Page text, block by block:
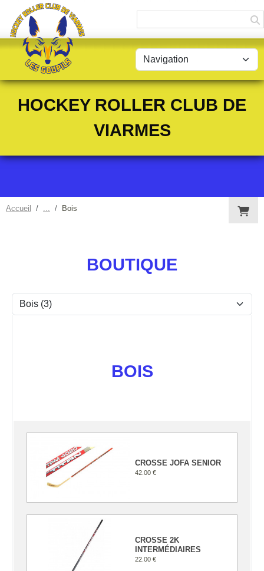
HOCKEY ROLLER CLUB DE
VIARMES
Accueil Bois
BOUTIQUE
BOIS
CROSSE JOFA SENIOR
42.00 €
CROSSE 2K
INTERMÉDIAIRES
22.00 €
Panneau de gestion des cookies